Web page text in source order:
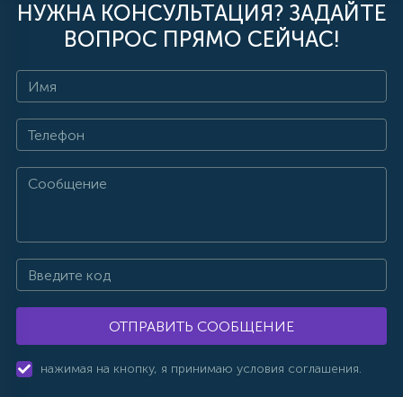
НУЖНА КОНСУЛЬТАЦИЯ? ЗАДАЙТЕ
ВОПРОС ПРЯМО СЕЙЧАС!
ОТПРАВИТЬ СООБЩЕНИЕ
нажимая на кнопку, я принимаю условия соглашения.